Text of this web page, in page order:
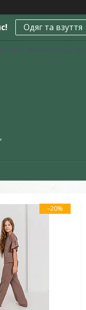
Одяг та взуття
–20%